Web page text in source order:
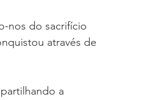
nos do sacrifício
através de
a